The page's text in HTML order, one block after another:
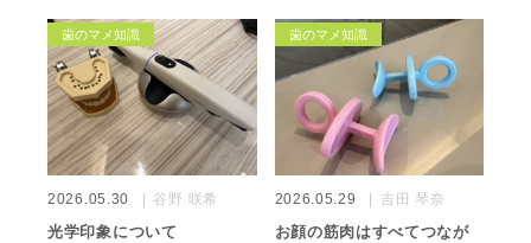
歯のマメ知識
2026.05.30 谷野 咲希
光学印象について
歯のマメ知識
2026.05.29 吉田 琴奈
お顔の筋肉はすべてつなが